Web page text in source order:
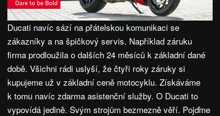
Ducati navíc sází na přátelskou komunikaci se
zákazníky a na špičkový servis. Například záruku
firma prodloužila o dalších 24 měsíců k základní dané
době. Všichni rádi uslyší, že čtyři roky záruky si
kupujeme už v základní ceně motocyklu. Získáváme
k tomu navíc zdarma asistenční služby. O Ducati to
vypovídá jedině. Svým strojům bezmezně věří. Pojďme